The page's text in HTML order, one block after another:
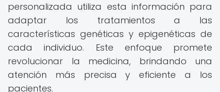
personalizada utiliza esta información para
adaptar los tratamientos a las
características genéticas y epigenéticas de
cada individuo. Este enfoque promete
revolucionar la medicina, brindando una
atención más precisa y eficiente a los
pacientes.